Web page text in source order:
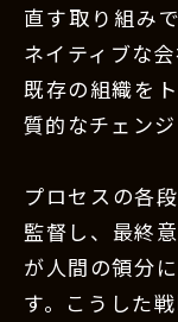
直す取り組み
ネイティブな
既存の組織を
質的なチェン
プロセスの各
監督し、最終
が人間の領分
す。こうした